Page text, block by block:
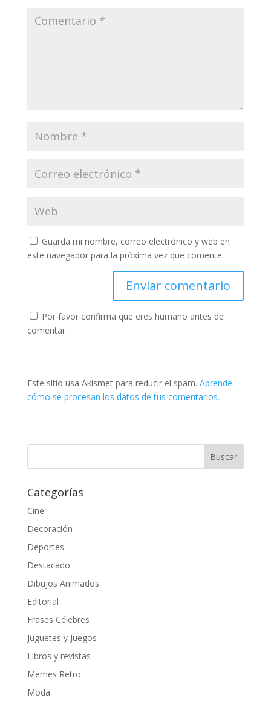
Guarda mi nombre, correo electrónico y web en
este navegador para la próxima vez que comente.
Por favor confirma que eres humano antes de
comentar
Este sitio usa Akismet para reducir el spam. Aprende
cómo se procesan los datos de tus comentarios.
Categorías
Cine
Decoración
Deportes
Destacado
Dibujos Animados
Editorial
Frases Célebres
Juguetes y Juegos
Libros y revistas
Memes Retro
Moda